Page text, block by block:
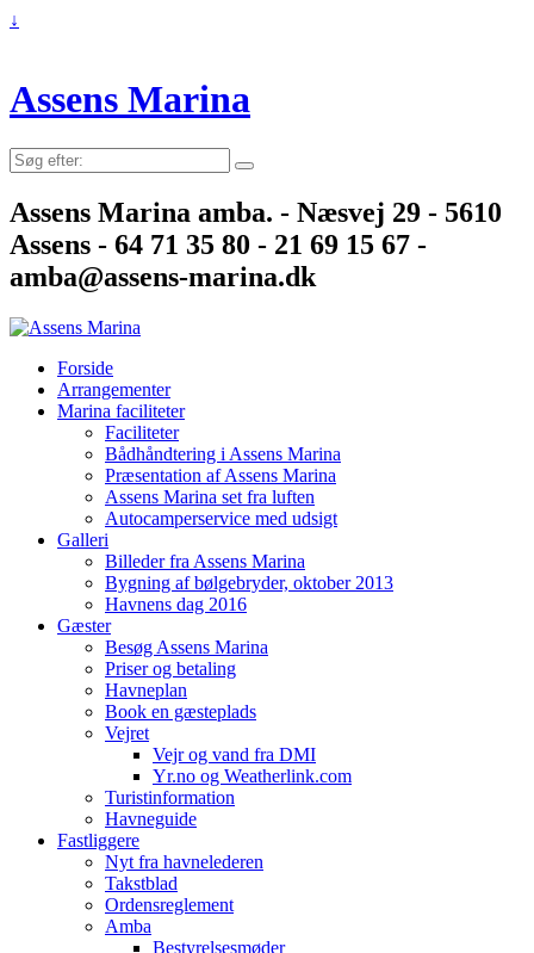
↓
Assens Marina
Søg
efter:
Assens Marina amba. - Næsvej 29 - 5610
Assens - 64 71 35 80 - 21 69 15 67 -
amba@assens-marina.dk
Forside
Arrangementer
Marina faciliteter
Faciliteter
Bådhåndtering i Assens Marina
Præsentation af Assens Marina
Assens Marina set fra luften
Autocamperservice med udsigt
Galleri
Billeder fra Assens Marina
Bygning af bølgebryder, oktober 2013
Havnens dag 2016
Gæster
Besøg Assens Marina
Priser og betaling
Havneplan
Book en gæsteplads
Vejret
Vejr og vand fra DMI
Yr.no og Weatherlink.com
Turistinformation
Havneguide
Fastliggere
Nyt fra havnelederen
Takstblad
Ordensreglement
Amba
Bestyrelsesmøder